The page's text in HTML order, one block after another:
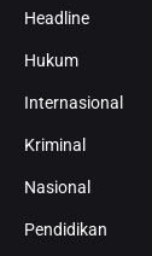
Headline
Hukum
Internasional
Kriminal
Nasional
Pendidikan